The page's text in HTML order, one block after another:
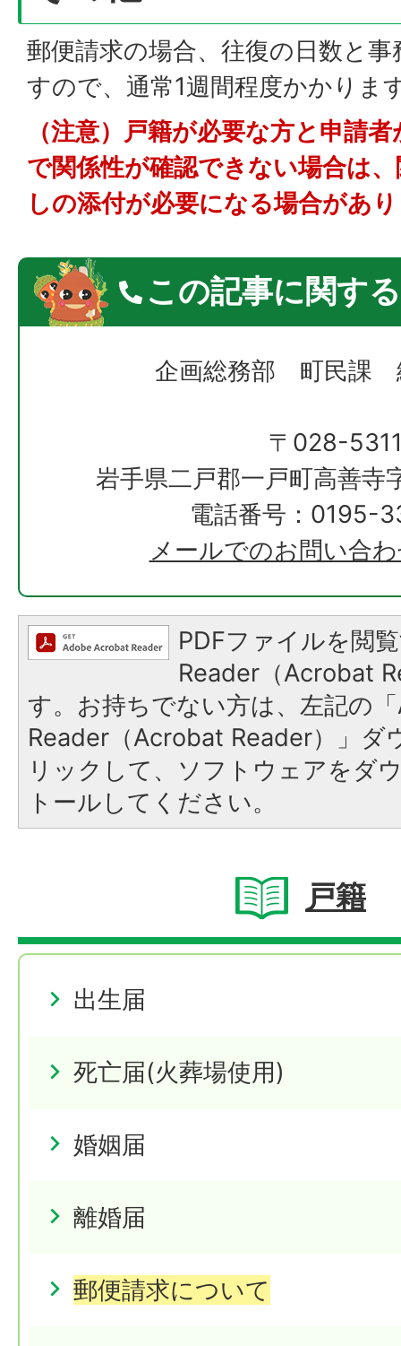
郵便請求の場合、往復の日数と
すので、通常1週間程度かかりま
（注意）戸籍が必要な方と申請
で関係性が確認できない場合は
しの添付が必要になる場合があ
この記事に関す
企画総務部 町民課
〒028-
岩手県二戸郡一戸町高善寺
電話番号：0195-
メールでのお問い合
PDFファイルを閲
Reader（Acrobat
す。お持ちでない方は、左記の
Reader（Acrobat Reader）」ダ
リックして、ソフトウェアをダ
トールしてください。
戸籍
出生届
死亡届(火葬場使用)
婚姻届
離婚届
郵便請求について